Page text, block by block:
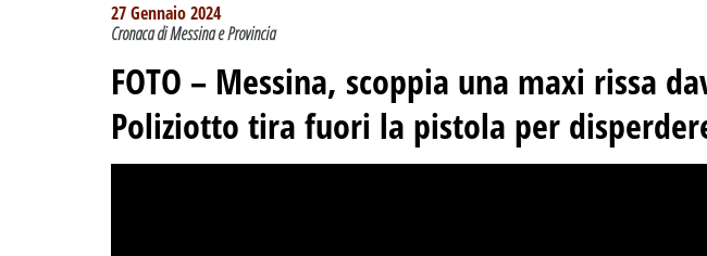
27 Gennaio 2024
Cronaca di Messina e Provincia
FOTO – Messina, scoppia una maxi rissa
Poliziotto tira fuori la pistola per